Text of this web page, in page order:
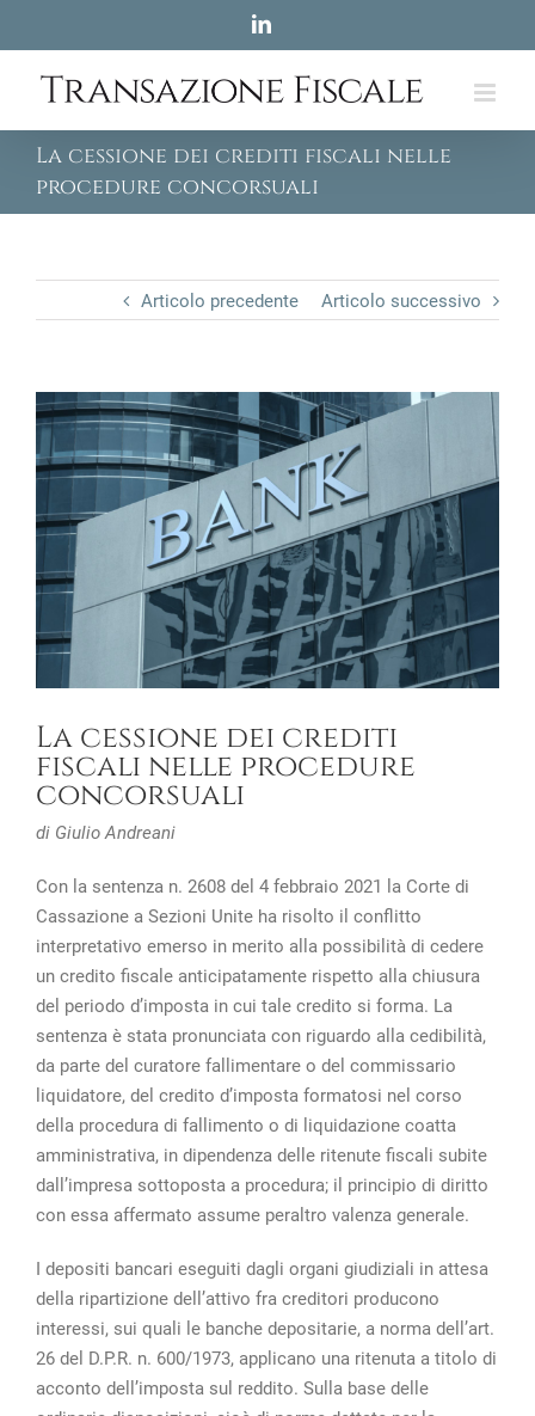
content
LinkedIn
La cessione dei crediti fiscali nelle
procedure concorsuali
Articolo precedente Articolo successivo
View
Larger
Image
La cessione dei crediti
fiscali nelle procedure
concorsuali
di Giulio Andreani
Con la sentenza n. 2608 del 4 febbraio 2021 la Corte di
Cassazione a Sezioni Unite ha risolto il conflitto
interpretativo emerso in merito alla possibilità di cedere
un credito fiscale anticipatamente rispetto alla chiusura
del periodo d’imposta in cui tale credito si forma. La
sentenza è stata pronunciata con riguardo alla cedibilità,
da parte del curatore fallimentare o del commissario
liquidatore, del credito d’imposta formatosi nel corso
della procedura di fallimento o di liquidazione coatta
amministrativa, in dipendenza delle ritenute fiscali subite
dall’impresa sottoposta a procedura; il principio di diritto
con essa affermato assume peraltro valenza generale.
I depositi bancari eseguiti dagli organi giudiziali in attesa
della ripartizione dell’attivo fra creditori producono
interessi, sui quali le banche depositarie, a norma dell’art.
26 del D.P.R. n. 600/1973, applicano una ritenuta a titolo di
acconto dell’imposta sul reddito. Sulla base delle